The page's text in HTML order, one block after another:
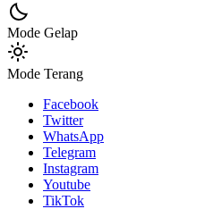
Mode Gelap
Mode Terang
Facebook
Twitter
WhatsApp
Telegram
Instagram
Youtube
TikTok